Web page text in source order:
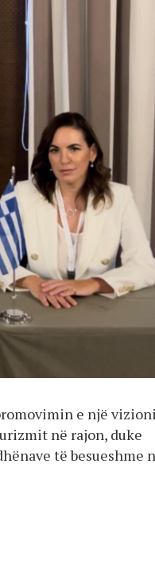
e një
në rajon, duke
të besueshme